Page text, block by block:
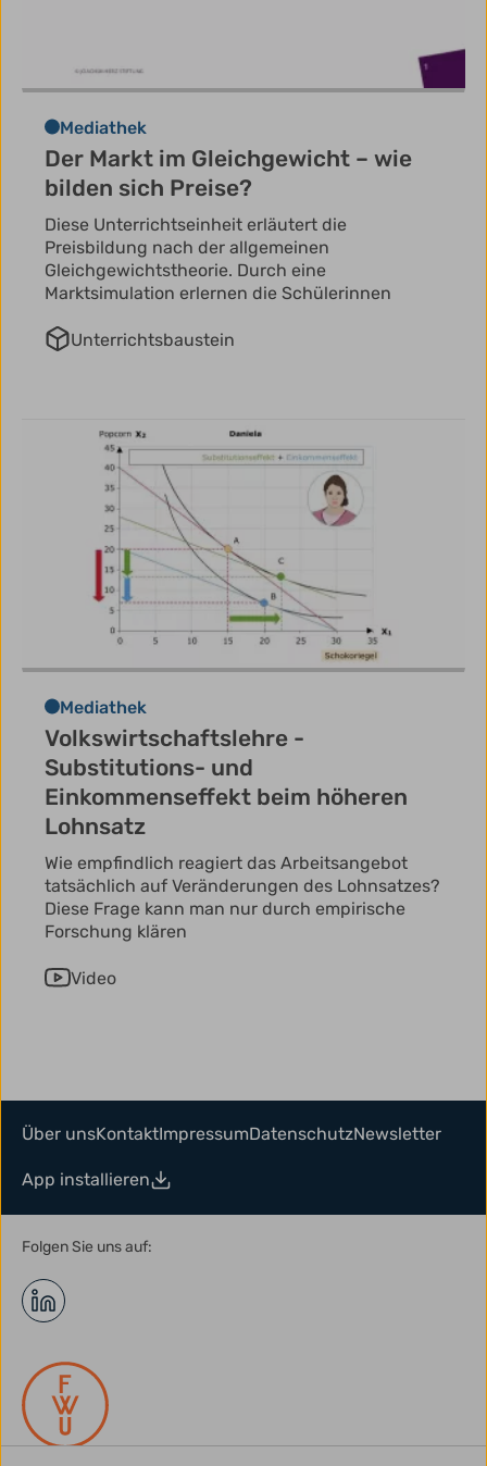
Mediathek
Der Markt im Gleichgewicht – wie
bilden sich Preise?
Diese Unterrichtseinheit erläutert die
Preisbildung nach der allgemeinen
Gleichgewichtstheorie. Durch eine
Marktsimulation erlernen die Schülerinnen
Unterrichtsbaustein
Mediathek
Volkswirtschaftslehre -
Substitutions- und
Einkommenseffekt beim höheren
Lohnsatz
Wie empfindlich reagiert das Arbeitsangebot
tatsächlich auf Veränderungen des Lohnsatzes?
Diese Frage kann man nur durch empirische
Forschung klären
Video
Über unsKontaktImpressumDatenschutzNewsletter
App installieren
Folgen Sie uns auf: